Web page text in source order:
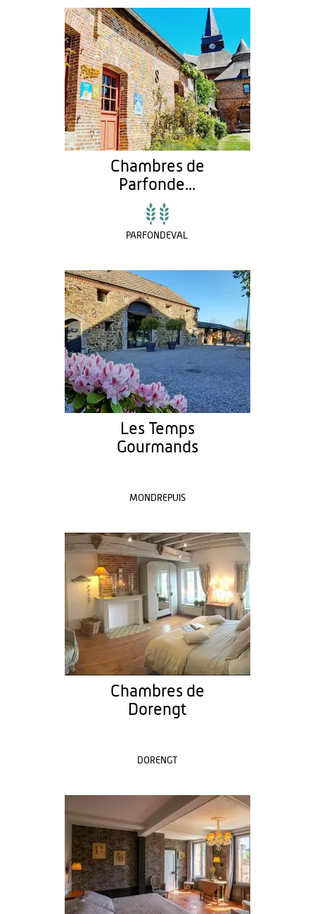
Chambres de
Parfonde...
PARFONDEVAL
Les Temps
Gourmands
MONDREPUIS
Chambres de
Dorengt
DORENGT